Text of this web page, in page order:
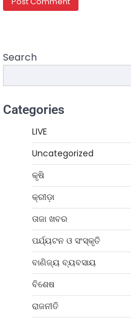
Search
Categories
LIVE
Uncategorized
କୃଷି
କ୍ରୀଡ଼ା
ତାଜା ଖବର
ପର୍ଯ୍ୟଟନ ଓ ସଂସ୍କୃତି
ବାଣିଜ୍ୟ ବ୍ୟବସାୟ
ବିଶେଷ
ରାଜନୀତି